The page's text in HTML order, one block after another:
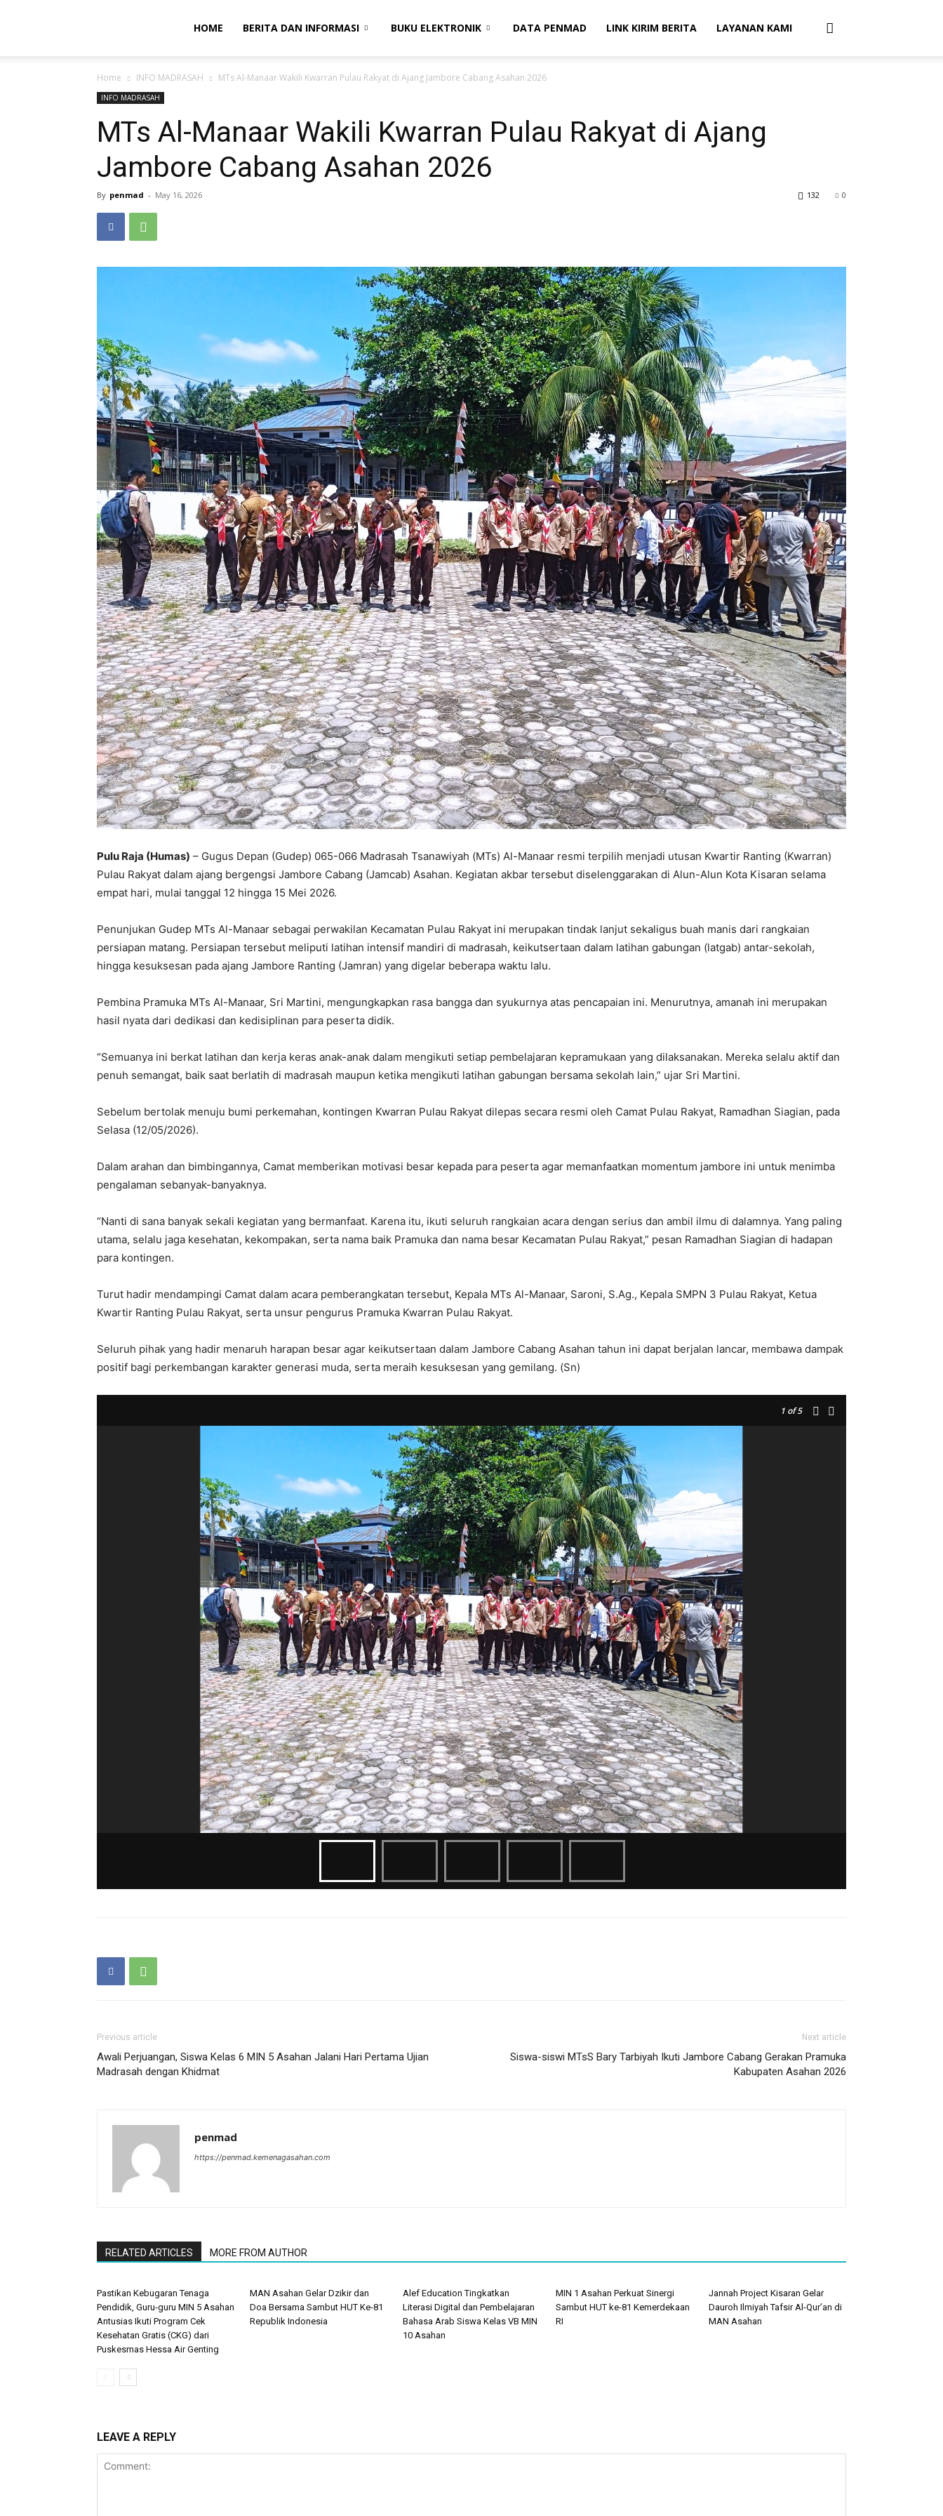
HOME BERITA DAN INFORMASI BUKU ELEKTRONIK DATA PENMAD LINK KIRIM BERITA LAYANAN KAMI
Home INFO MADRASAH MTs Al-Manaar Wakili Kwarran Pulau Rakyat di Ajang Jambore Cabang Asahan 2026
INFO MADRASAH
MTs Al-Manaar Wakili Kwarran Pulau Rakyat di Ajang
Jambore Cabang Asahan 2026
By penmad - May 16, 2026 0
132
Pulu Raja (Humas) – Gugus Depan (Gudep) 065-066 Madrasah Tsanawiyah (MTs) Al-Manaar resmi terpilih menjadi utusan Kwartir Ranting (Kwarran)
Pulau Rakyat dalam ajang bergengsi Jambore Cabang (Jamcab) Asahan. Kegiatan akbar tersebut diselenggarakan di Alun-Alun Kota Kisaran selama
empat hari, mulai tanggal 12 hingga 15 Mei 2026.
Penunjukan Gudep MTs Al-Manaar sebagai perwakilan Kecamatan Pulau Rakyat ini merupakan tindak lanjut sekaligus buah manis dari rangkaian
persiapan matang. Persiapan tersebut meliputi latihan intensif mandiri di madrasah, keikutsertaan dalam latihan gabungan (latgab) antar-sekolah,
hingga kesuksesan pada ajang Jambore Ranting (Jamran) yang digelar beberapa waktu lalu.
Pembina Pramuka MTs Al-Manaar, Sri Martini, mengungkapkan rasa bangga dan syukurnya atas pencapaian ini. Menurutnya, amanah ini merupakan
hasil nyata dari dedikasi dan kedisiplinan para peserta didik.
“Semuanya ini berkat latihan dan kerja keras anak-anak dalam mengikuti setiap pembelajaran kepramukaan yang dilaksanakan. Mereka selalu aktif dan
penuh semangat, baik saat berlatih di madrasah maupun ketika mengikuti latihan gabungan bersama sekolah lain,” ujar Sri Martini.
Sebelum bertolak menuju bumi perkemahan, kontingen Kwarran Pulau Rakyat dilepas secara resmi oleh Camat Pulau Rakyat, Ramadhan Siagian, pada
Selasa (12/05/2026).
Dalam arahan dan bimbingannya, Camat memberikan motivasi besar kepada para peserta agar memanfaatkan momentum jambore ini untuk menimba
pengalaman sebanyak-banyaknya.
“Nanti di sana banyak sekali kegiatan yang bermanfaat. Karena itu, ikuti seluruh rangkaian acara dengan serius dan ambil ilmu di dalamnya. Yang paling
utama, selalu jaga kesehatan, kekompakan, serta nama baik Pramuka dan nama besar Kecamatan Pulau Rakyat,” pesan Ramadhan Siagian di hadapan
para kontingen.
Turut hadir mendampingi Camat dalam acara pemberangkatan tersebut, Kepala MTs Al-Manaar, Saroni, S.Ag., Kepala SMPN 3 Pulau Rakyat, Ketua
Kwartir Ranting Pulau Rakyat, serta unsur pengurus Pramuka Kwarran Pulau Rakyat.
Seluruh pihak yang hadir menaruh harapan besar agar keikutsertaan dalam Jambore Cabang Asahan tahun ini dapat berjalan lancar, membawa dampak
positif bagi perkembangan karakter generasi muda, serta meraih kesuksesan yang gemilang. (Sn)
1 of 5
Previous article
Awali Perjuangan, Siswa Kelas 6 MIN 5 Asahan Jalani Hari Pertama Ujian
Madrasah dengan Khidmat
Next article
Siswa-siswi MTsS Bary Tarbiyah Ikuti Jambore Cabang Gerakan Pramuka
Kabupaten Asahan 2026
penmad
https://penmad.kemenagasahan.com
RELATED ARTICLES MORE FROM AUTHOR
Pastikan Kebugaran Tenaga
Pendidik, Guru-guru MIN 5 Asahan
Antusias Ikuti Program Cek
Kesehatan Gratis (CKG) dari
Puskesmas Hessa Air Genting
MAN Asahan Gelar Dzikir dan
Doa Bersama Sambut HUT Ke-81
Republik Indonesia
Alef Education Tingkatkan
Literasi Digital dan Pembelajaran
Bahasa Arab Siswa Kelas VB MIN
10 Asahan
MIN 1 Asahan Perkuat Sinergi
Sambut HUT ke-81 Kemerdekaan
RI
Jannah Project Kisaran Gelar
Dauroh Ilmiyah Tafsir Al-Qur’an di
MAN Asahan
LEAVE A REPLY